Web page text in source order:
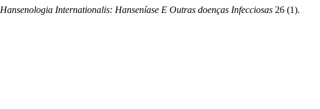
Hansenologia Internationalis: Hanseníase E Outras doenças Infecciosas 26 (1).